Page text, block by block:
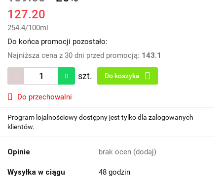
127.20
254.4/100ml
Do końca promocji pozostało:
Najniższa cena z 30 dni przed promocją: 143.1
szt. Do koszyka
Do przechowalni
Program lojalnościowy dostępny jest tylko dla zalogowanych
klientów.
Opinie brak ocen (dodaj)
Wysyłka w ciągu 48 godzin